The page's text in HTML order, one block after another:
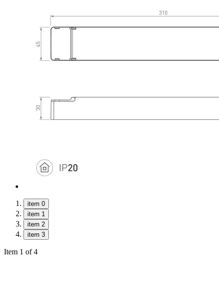
item 0
item 1
item 2
item 3
Item 1 of 4